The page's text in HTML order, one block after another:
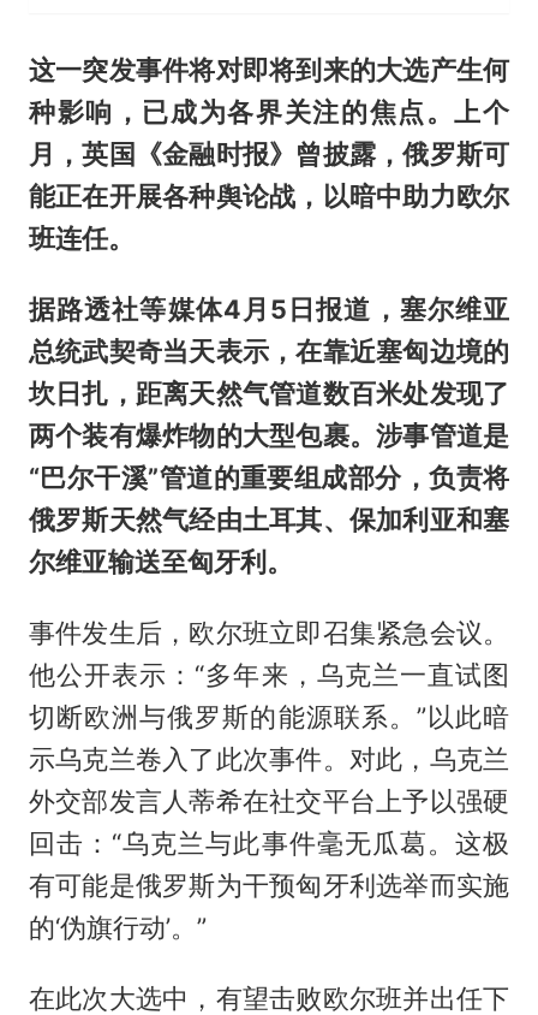
这一突发事件将对即将到来的大选产生何
种影响，已成为各界关注的焦点。上个
月，英国《金融时报》曾披露，俄罗斯可
能正在开展各种舆论战，以暗中助力欧尔
班连任。
据路透社等媒体4月5日报道，塞尔维亚
总统武契奇当天表示，在靠近塞匈边境的
坎日扎，距离天然气管道数百米处发现了
两个装有爆炸物的大型包裹。涉事管道是
“巴尔干溪”管道的重要组成部分，负责将
俄罗斯天然气经由土耳其、保加利亚和塞
尔维亚输送至匈牙利。
事件发生后，欧尔班立即召集紧急会议。
他公开表示：“多年来，乌克兰一直试图
切断欧洲与俄罗斯的能源联系。”以此暗
示乌克兰卷入了此次事件。对此，乌克兰
外交部发言人蒂希在社交平台上予以强硬
回击：“乌克兰与此事件毫无瓜葛。这极
有可能是俄罗斯为干预匈牙利选举而实施
的‘伪旗行动’。”
在此次大选中，有望击败欧尔班并出任下